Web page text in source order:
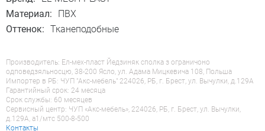
Материал:
ПВХ
Оттенок: Тканеподобные
Производитель: Ел-мех-пласт Йедзиняк сполка з ограничоно
одповедзяльносцю, 38-200 Ясло, ул. Адама Мицкевича 108, Польша
Импортер в РБ: ЧУП "Акс-мебель" 224026, РБ, г. Брест, ул. Вычулки, д.129А
Гарантийный срок: 24 месяца
Срок службы: 60 месяцев
Сервисный центр: ЧУП «Акс-мебель», 224026, РБ, г. Брест, ул. Вычулки,
д.129А, a1/мтс 500-8-500
Контакты